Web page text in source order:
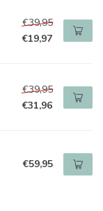
€39,95
€19,97
€39,95
€31,96
€59,95